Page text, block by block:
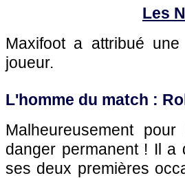
Les
Maxifoot a attribué
joueur.
L'homme du match :
Malheureusement
danger permanent ! Il a
ses deux premières